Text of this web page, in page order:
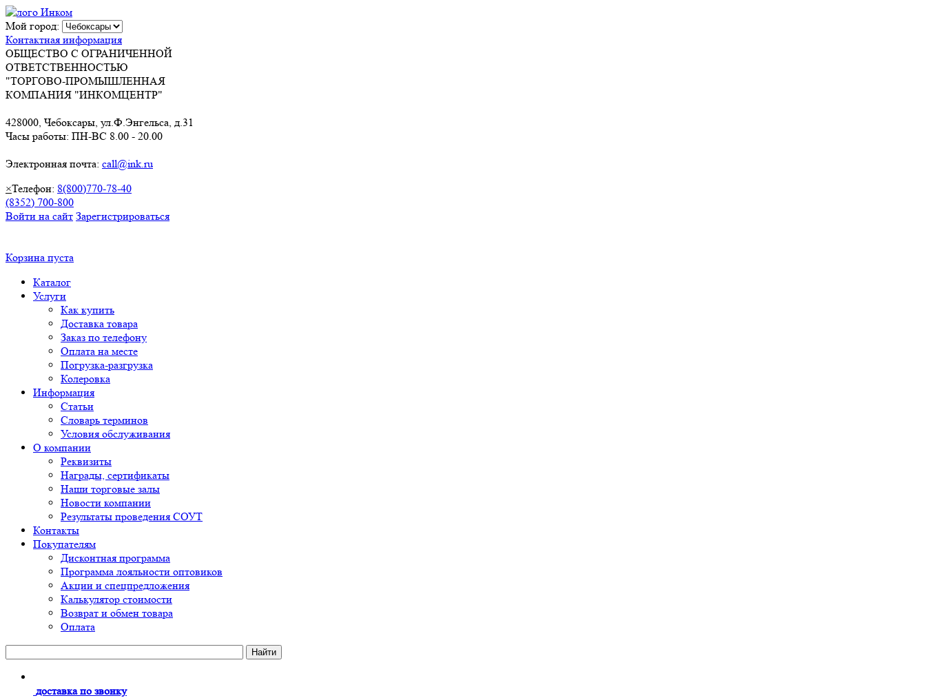
Мой город:
Контактная информация
ОБЩЕСТВО С ОГРАНИЧЕННОЙ
ОТВЕТСТВЕННОСТЬЮ
"ТОРГОВО-ПРОМЫШЛЕННАЯ
КОМПАНИЯ "ИНКОМЦЕНТР"
428000, Чебоксары, ул.Ф.Энгельса, д.31
Часы работы: ПН-ВС 8.00 - 20.00
Электронная почта: call@ink.ru
×Телефон: 8(800)770-78-40
(8352) 700-800
Войти на сайт Зарегистрироваться
Корзина пуста
Каталог
Услуги
Как купить
Доставка товара
Заказ по телефону
Оплата на месте
Погрузка-разгрузка
Колеровка
Информация
Статьи
Словарь терминов
Условия обслуживания
О компании
Реквизиты
Награды, сертификаты
Наши торговые залы
Новости компании
Результаты проведения СОУТ
Контакты
Покупателям
Дисконтная программа
Программа лояльности оптовиков
Акции и спецпредложения
Калькулятор стоимости
Возврат и обмен товара
Оплата
доставка по звонку